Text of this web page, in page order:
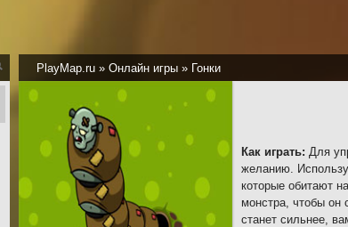
PlayMap.ru » Онлайн игры » Гонки
Как играть: Для
желанию.
которые обитают
монстра, чтобы он
станет сильнее,